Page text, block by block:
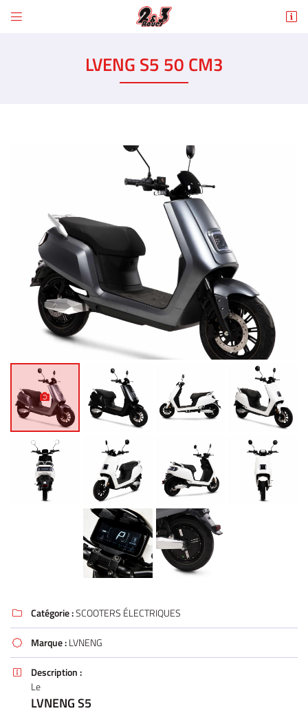
 
En cochant cette case, vous consentez à recevoir nos propositions commerciales à
l'adresse email indiqué ci-dessus. Vous pouvez vous désinscrire à tout moment en
utilisant
le formulaire de désinscription.
INSCRIPTION
LVENG S5 50 CM3
 Catégorie :SCOOTERS ÉLECTRIQUES
 Marque :LVNENG

Description :
Le
LVNENG S5